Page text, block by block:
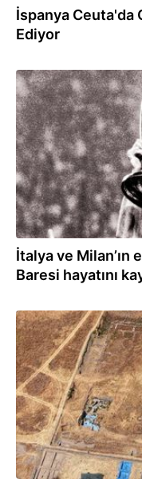
İspanya Ceuta'da
Ediyor
31.07.2026
İtalya ve
Baresi hayatını
30.07.2026